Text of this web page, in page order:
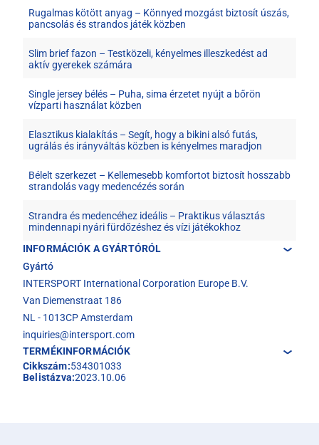
Rugalmas kötött anyag – Könnyed mozgást biztosít úszás,
pancsolás és strandos játék közben
Slim brief fazon – Testközeli, kényelmes illeszkedést ad
aktív gyerekek számára
Single jersey bélés – Puha, sima érzetet nyújt a bőrön
vízparti használat közben
Elasztikus kialakítás – Segít, hogy a bikini alsó futás,
ugrálás és irányváltás közben is kényelmes maradjon
Bélelt szerkezet – Kellemesebb komfortot biztosít hosszabb
strandolás vagy medencézés során
Strandra és medencéhez ideális – Praktikus választás
mindennapi nyári fürdőzéshez és vízi játékokhoz
INFORMÁCIÓK A GYÁRTÓRÓL
Gyártó
INTERSPORT International Corporation Europe B.V.
Van Diemenstraat 186
NL - 1013CP Amsterdam
inquiries@intersport.com
TERMÉKINFORMÁCIÓK
Cikkszám:534301033
Belistázva:2023.10.06